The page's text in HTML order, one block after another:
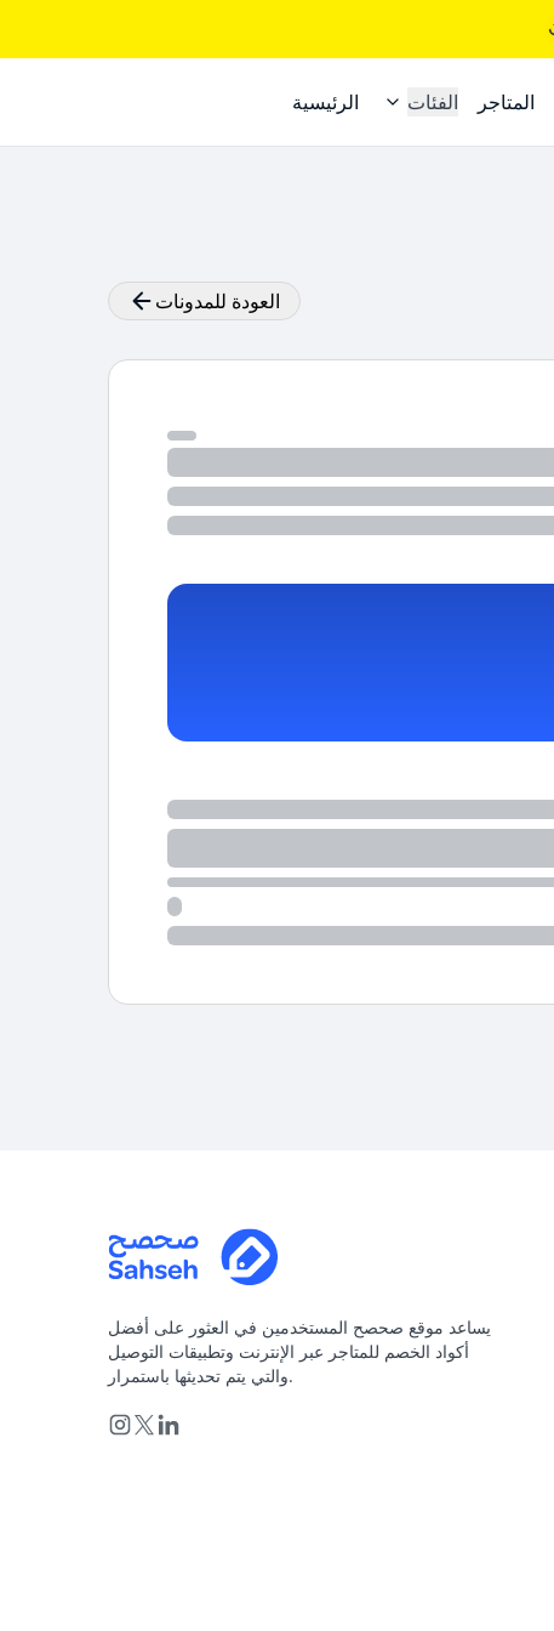
الرئيسية الفئات المتاجر
العودة للمدونات
يساعد موقع صحصح المستخدمين في العثور على أفضل
أكواد الخصم للمتاجر عبر الإنترنت وتطبيقات التوصيل
والتي يتم تحديثها باستمرار.